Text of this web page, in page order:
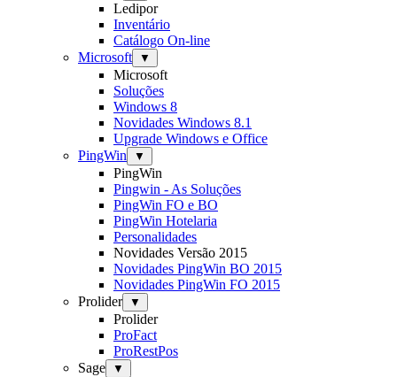
Ledipor
Inventário
Catálogo On-line
Microsoft
▼
Microsoft
Soluções
Windows 8
Novidades Windows 8.1
Upgrade Windows e Office
PingWin
▼
PingWin
Pingwin - As Soluções
PingWin FO e BO
PingWin Hotelaria
Personalidades
Novidades Versão 2015
Novidades PingWin BO 2015
Novidades PingWin FO 2015
Prolider
▼
Prolider
ProFact
ProRestPos
Sage
▼